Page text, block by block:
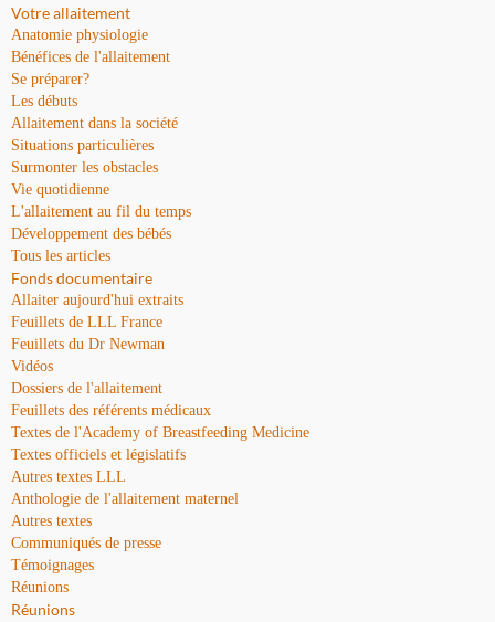
Votre allaitement
Anatomie physiologie
Bénéfices de l'allaitement
Se préparer?
Les débuts
Allaitement dans la société
Situations particulières
Surmonter les obstacles
Vie quotidienne
L'allaitement au fil du temps
Développement des bébés
Tous les articles
Fonds documentaire
Allaiter aujourd'hui extraits
Feuillets de LLL France
Feuillets du Dr Newman
Vidéos
Dossiers de l'allaitement
Feuillets des référents médicaux
Textes de l'Academy of Breastfeeding Medicine
Textes officiels et législatifs
Autres textes LLL
Anthologie de l'allaitement maternel
Autres textes
Communiqués de presse
Témoignages
Réunions
Réunions